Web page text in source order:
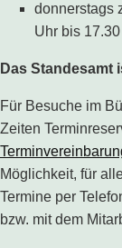
donnerstags
Uhr bis
Das Standesamt
Für Besuche im
Zeiten
Möglichkeit, für
Termine per
bzw. mit dem